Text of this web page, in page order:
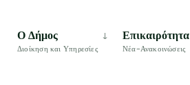
Ο Δήμος
Διοίκηση και Υπηρεσίες
Επικαιρότητα
Νέα-Ανακοινώσεις